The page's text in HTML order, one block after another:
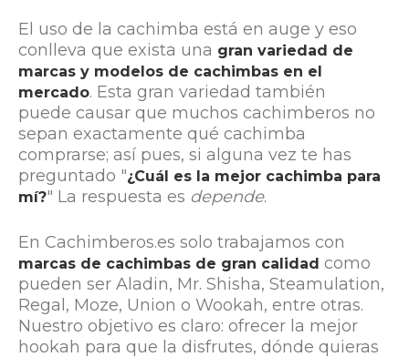
El uso de la cachimba está en auge y eso
conlleva que exista una gran variedad de
marcas y modelos de cachimbas en el
mercado. Esta gran variedad también
puede causar que muchos cachimberos no
sepan exactamente qué cachimba
comprarse; así pues, si alguna vez te has
preguntado "¿Cuál es la mejor cachimba para
mí?" La respuesta es depende.
En Cachimberos.es solo trabajamos con
marcas de cachimbas de gran calidad como
pueden ser Aladin, Mr. Shisha, Steamulation,
Regal, Moze, Union o Wookah, entre otras.
Nuestro objetivo es claro: ofrecer la mejor
hookah para que la disfrutes, dónde quieras